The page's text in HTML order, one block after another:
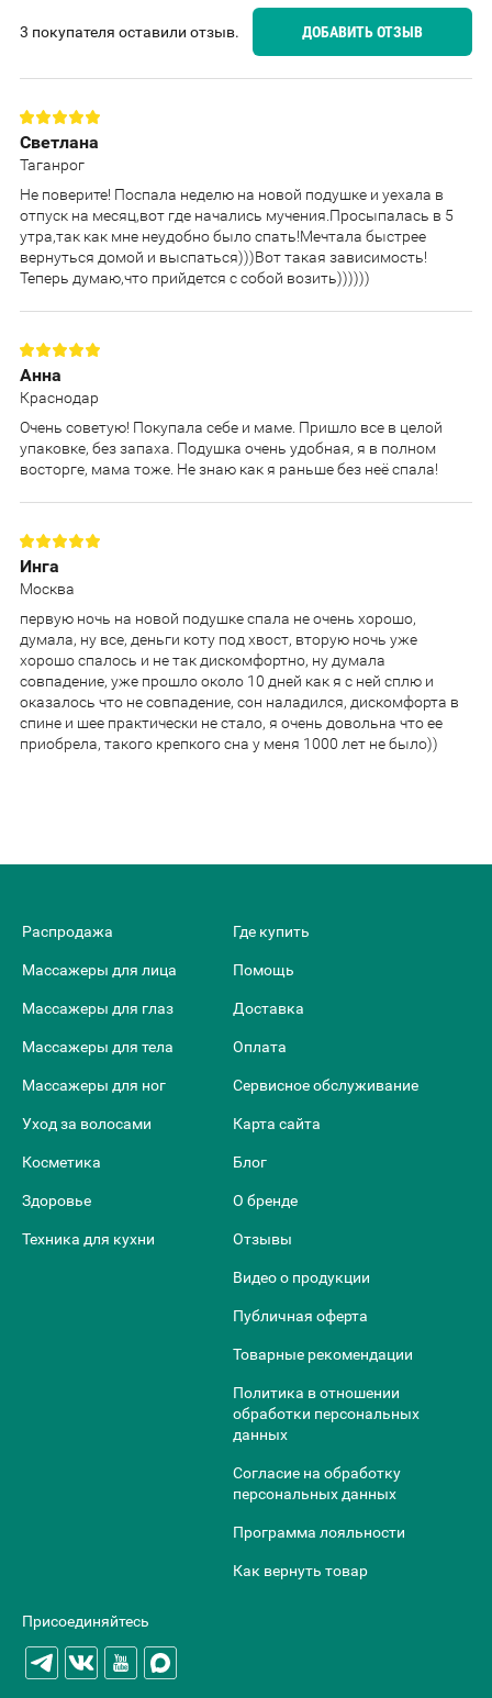
3 покупателя оставили отзыв. ДОБАВИТЬ ОТЗЫВ
Светлана
Таганрог
Не поверите! Поспала неделю на новой подушке и уехала в
отпуск на месяц,вот где начались мучения.Просыпалась в 5
утра,так как мне неудобно было спать!Мечтала быстрее
вернуться домой и выспаться)))Вот такая зависимость!
Теперь думаю,что прийдется с собой возить))))))
Анна
Краснодар
Очень советую! Покупала себе и маме. Пришло все в целой
упаковке, без запаха. Подушка очень удобная, я в полном
восторге, мама тоже. Не знаю как я раньше без неё спала!
Инга
Москва
первую ночь на новой подушке спала не очень хорошо,
думала, ну все, деньги коту под хвост, вторую ночь уже
хорошо спалось и не так дискомфортно, ну думала
совпадение, уже прошло около 10 дней как я с ней сплю и
оказалось что не совпадение, сон наладился, дискомфорта в
спине и шее практически не стало, я очень довольна что ее
приобрела, такого крепкого сна у меня 1000 лет не было))
Распродажа
Массажеры для лица
Массажеры для глаз
Массажеры для тела
Массажеры для ног
Уход за волосами
Косметика
Здоровье
Техника для кухни
Где купить
Помощь
Доставка
Оплата
Сервисное обслуживание
Карта сайта
Блог
О бренде
Отзывы
Видео о продукции
Публичная оферта
Товарные рекомендации
Политика в отношении
обработки персональных
данных
Согласие на обработку
персональных данных
Программа лояльности
Как вернуть товар
Присоединяйтесь